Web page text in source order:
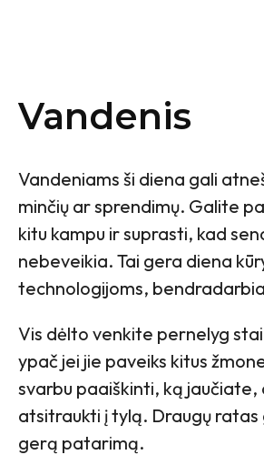
Vandenis
Vandeniams ši diena gali
minčių ar sprendimų. Galite
kitu kampu ir suprasti, kad
nebeveikia. Tai gera diena
technologijoms,
Vis dėlto venkite pernelyg
ypač jei jie paveiks kitus
svarbu paaiškinti, ką jaučiate,
atsitraukti į tylą. Draugų ratas
gerą patarimą.